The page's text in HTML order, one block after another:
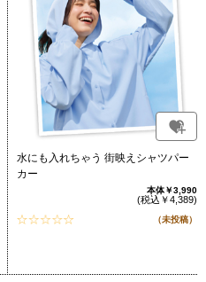
水にも入れちゃう 街映えシャツパー
カー
本体￥3,990
(税込￥4,389)
（未投稿）